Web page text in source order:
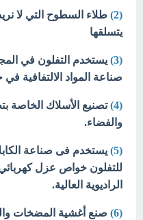
(2)
طلاء السطوح التي لا
يتسلقها
(3)
يستخدم التفلون في
صناعة المواد الالتفافية
(4)
تصنيع الأسلاك الخاصة
والفضاء.
(5)
يستخدم فى صناعة
للتفلون خواص عزل
الراديوية العالية.
(6)
صنع أغشية المضخات